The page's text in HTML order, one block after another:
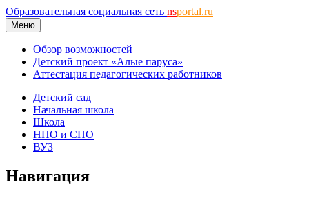
Образовательная социальная сеть nsportal.ru
Меню
Обзор возможностей
Детский проект «Алые паруса»
Аттестация педагогических работников
Детский сад
Начальная школа
Школа
НПО и СПО
ВУЗ
Навигация